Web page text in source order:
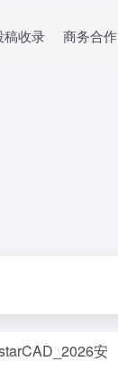
稿收录 商务合作
安